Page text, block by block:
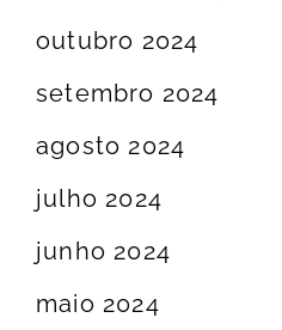
outubro 2024
setembro 2024
agosto 2024
julho 2024
junho 2024
maio 2024